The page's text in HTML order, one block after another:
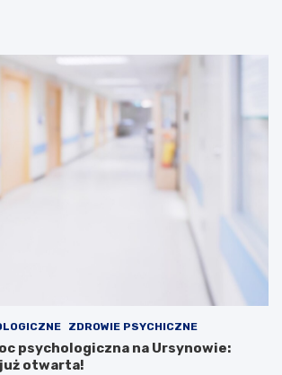
ZDROWIE PSYCHICZNE
psychologiczna na Ursynowie:
otwarta!